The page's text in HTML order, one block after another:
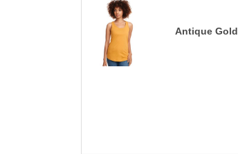
Antique Gold